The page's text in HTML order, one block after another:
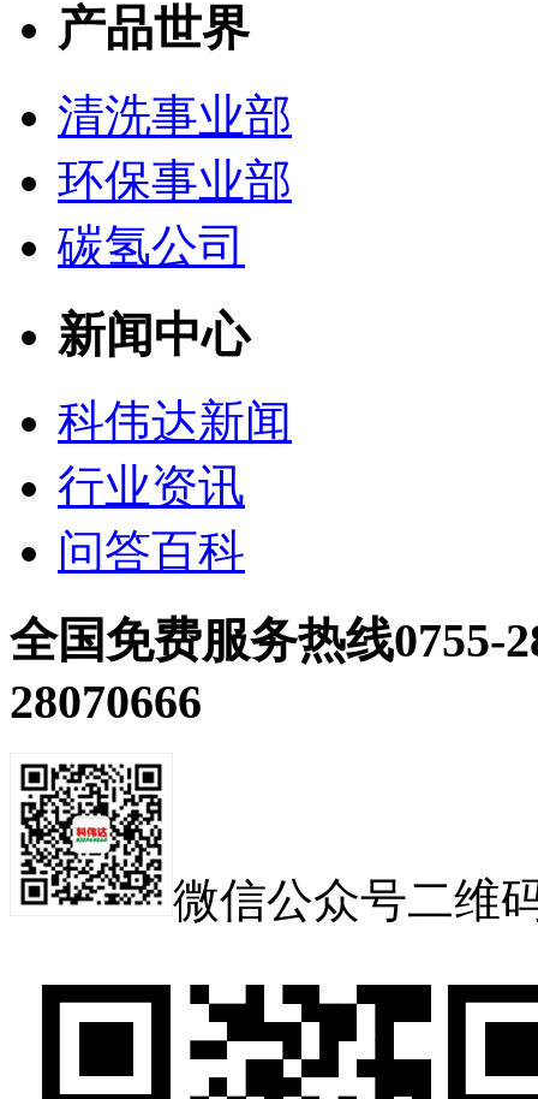
产品世界
清洗事业部
环保事业部
碳氢公司
新闻中心
科伟达新闻
行业资讯
问答百科
全国免费服务热线0755-
28070666
微信公众号二维